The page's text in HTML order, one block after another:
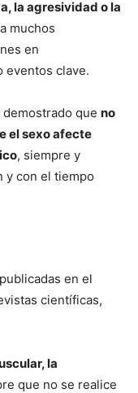
la agresividad o la
muchos
en
eventos clave.
que no
el sexo afecte
, siempre y
y con el tiempo
en el
científicas,
la
que no se realice